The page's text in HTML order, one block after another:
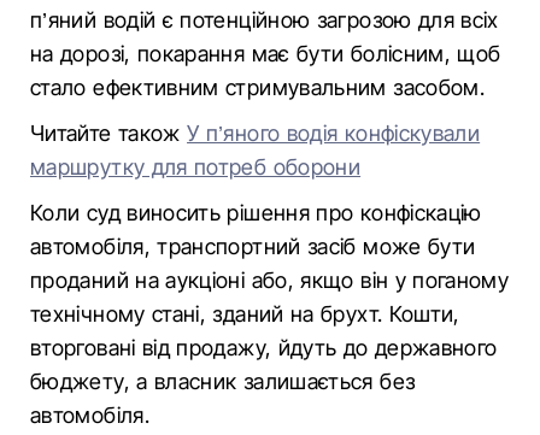
п’яний водій є потенційною загрозою для всіх
на дорозі, покарання має бути болісним, щоб
стало ефективним стримувальним засобом.
Читайте такожУ п’яного водія конфіскували
маршрутку для потреб оборони
Коли суд виносить рішення про конфіскацію
автомобіля, транспортний засіб може бути
проданий на аукціоні або, якщо він у поганому
технічному стані, зданий на брухт. Кошти,
вторговані від продажу, йдуть до державного
бюджету, а власник залишається без
автомобіля.